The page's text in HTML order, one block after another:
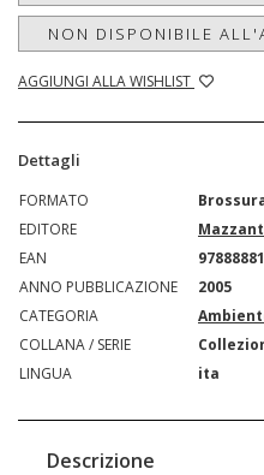
NON DISPONIBILE
AGGIUNGI ALLA WISHLIST
Dettagli
FORMATO
EDITORE
EAN
ANNO PUBBLICAZIONE
2005
CATEGORIA
COLLANA / SERIE
LINGUA
ita
Descrizione